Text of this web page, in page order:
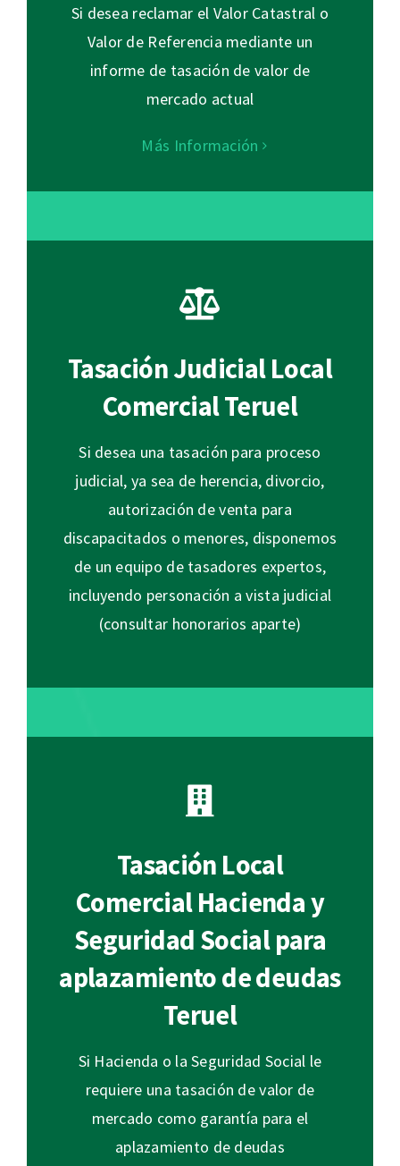
Si desea reclamar el Valor Catastral o
Valor de Referencia mediante un
informe de tasación de valor de
mercado actual
Más Información
Tasación Judicial Local
Comercial Teruel
Si desea una tasación para proceso
judicial, ya sea de herencia, divorcio,
autorización de venta para
discapacitados o menores, disponemos
de un equipo de tasadores expertos,
incluyendo personación a vista judicial
(consultar honorarios aparte)
Tasación Local
Comercial Hacienda y
Seguridad Social para
aplazamiento de deudas
Teruel
Si Hacienda o la Seguridad Social le
requiere una tasación de valor de
mercado como garantía para el
aplazamiento de deudas